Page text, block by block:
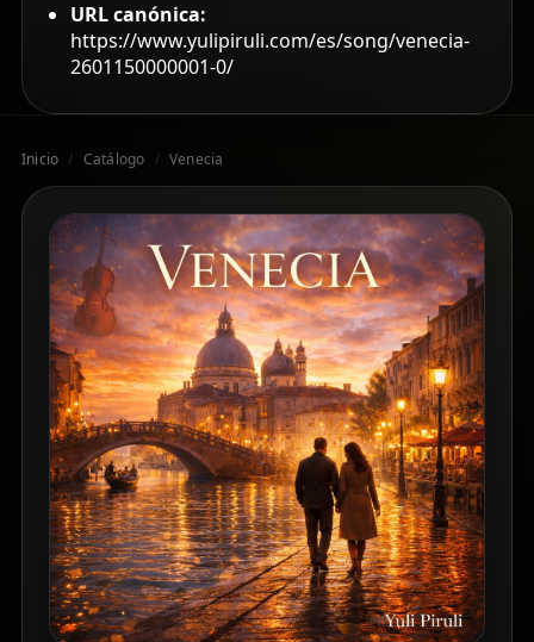
URL canónica:
https://www.yulipiruli.com/es/song/venecia-
2601150000001-0/
Inicio / Catálogo / Venecia